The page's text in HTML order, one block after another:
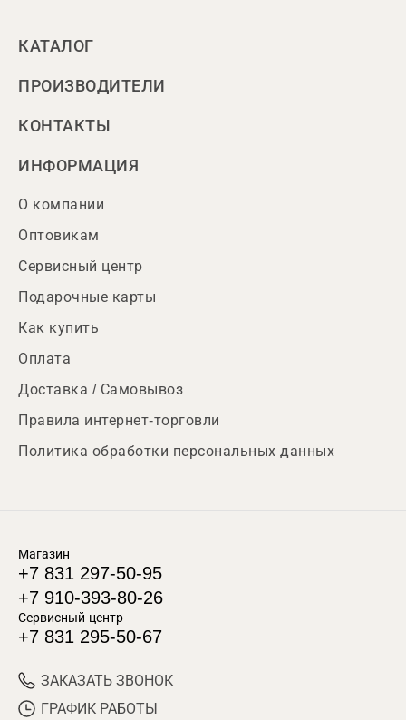
КАТАЛОГ
ПРОИЗВОДИТЕЛИ
КОНТАКТЫ
ИНФОРМАЦИЯ
О компании
Оптовикам
Сервисный центр
Подарочные карты
Как купить
Оплата
Доставка / Самовывоз
Правила интернет-торговли
Политика обработки персональных данных
Магазин
+7 831 297-50-95
+7 910-393-80-26
Сервисный центр
+7 831 295-50-67
ЗАКАЗАТЬ ЗВОНОК
ГРАФИК РАБОТЫ